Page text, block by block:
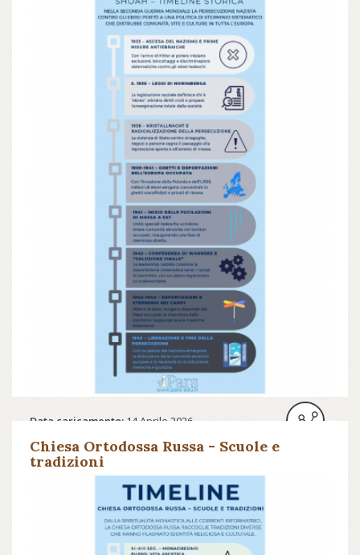
Data caricamento: 14 Aprile 2026
Chiesa Ortodossa Russa - Scuole e
tradizioni